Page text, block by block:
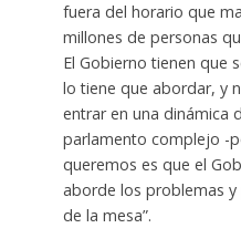
fuera del horario que
millones de personas
El Gobierno tienen que
lo tiene que abordar, y
entrar en una dinámica
parlamento complejo -
queremos es que el
aborde los problemas
de la mesa”.